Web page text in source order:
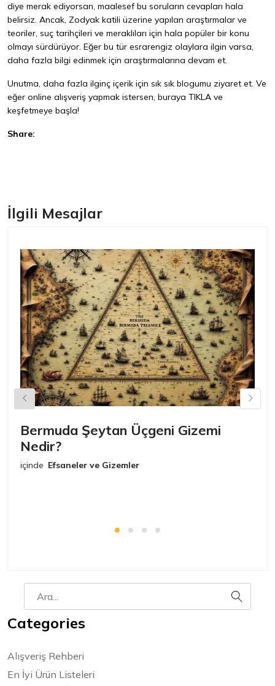
diye merak ediyorsan, maalesef bu soruların cevapları hala
belirsiz. Ancak, Zodyak katili üzerine yapılan araştırmalar ve
teoriler, suç tarihçileri ve meraklıları için hala popüler bir konu
olmayı sürdürüyor. Eğer bu tür esrarengiz olaylara ilgin varsa,
daha fazla bilgi edinmek için araştırmalarına devam et.
Unutma, daha fazla ilginç içerik için sık sık blogumu ziyaret et. Ve
eğer online alışveriş yapmak istersen, buraya TIKLA ve
keşfetmeye başla!
Share:
İlgili Mesajlar
Bermuda Şeytan Üçgeni Gizemi
Nedir?
içinde Efsaneler ve Gizemler
Categories
Alışveriş Rehberi
En İyi Ürün Listeleri